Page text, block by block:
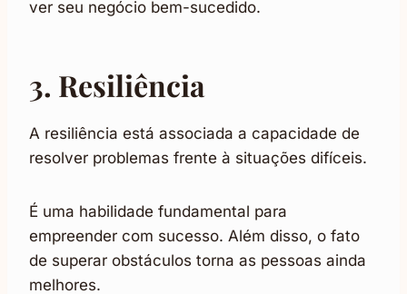
ver seu negócio bem-sucedido.
3. Resiliência
A resiliência está associada a capacidade de
resolver problemas frente à situações difíceis.
É uma habilidade fundamental para
empreender com sucesso. Além disso, o fato
de superar obstáculos torna as pessoas ainda
melhores.